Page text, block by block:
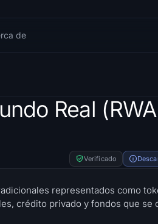
de
Real
Verificado
representados como
crédito privado y fondos que se